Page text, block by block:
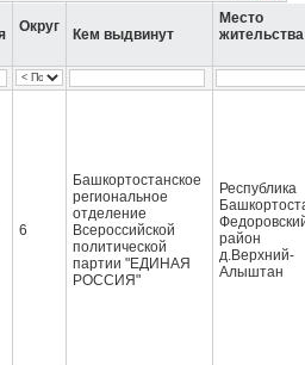
Округ Кем выдвинут
Место
жительства
6
Башкортостанское
региональное
отделение
Всероссийской
политической
партии "ЕДИНАЯ
РОССИЯ"
Республика
район
д.Верхний-
Алыштан